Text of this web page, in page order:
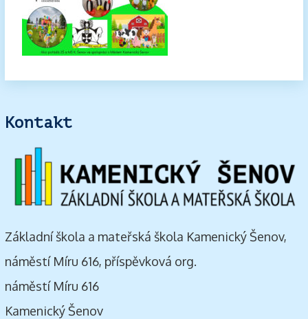
Kontakt
Základní škola a mateřská škola Kamenický Šenov,
náměstí Míru 616, příspěvková org.
náměstí Míru 616
Kamenický Šenov